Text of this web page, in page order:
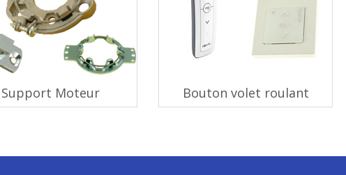
Support Moteur Bouton volet roulant